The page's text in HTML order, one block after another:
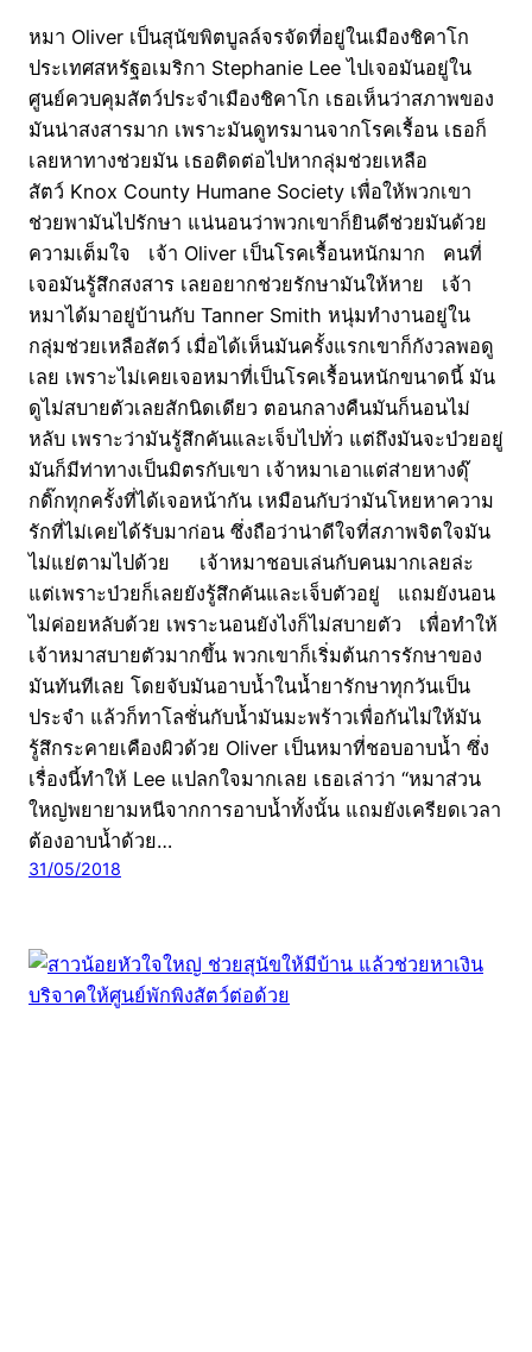
หมา Oliver เป็นสุนัขพิตบูลล์จรจัดที่อยู่ในเมืองชิคาโก
ประเทศสหรัฐอเมริกา Stephanie Lee ไปเจอมันอยู่ใน
ศูนย์ควบคุมสัตว์ประจำเมืองชิคาโก เธอเห็นว่าสภาพของ
มันน่าสงสารมาก เพราะมันดูทรมานจากโรคเรื้อน เธอก็
เลยหาทางช่วยมัน เธอติดต่อไปหากลุ่มช่วยเหลือ
สัตว์ Knox County Humane Society เพื่อให้พวกเขา
ช่วยพามันไปรักษา แน่นอนว่าพวกเขาก็ยินดีช่วยมันด้วย
ความเต็มใจ เจ้า Oliver เป็นโรคเรื้อนหนักมาก คนที่
เจอมันรู้สึกสงสาร เลยอยากช่วยรักษามันให้หาย เจ้า
หมาได้มาอยู่บ้านกับ Tanner Smith หนุ่มทำงานอยู่ใน
กลุ่มช่วยเหลือสัตว์ เมื่อได้เห็นมันครั้งแรกเขาก็กังวลพอดู
เลย เพราะไม่เคยเจอหมาที่เป็นโรคเรื้อนหนักขนาดนี้ มัน
ดูไม่สบายตัวเลยสักนิดเดียว ตอนกลางคืนมันก็นอนไม่
หลับ เพราะว่ามันรู้สึกคันและเจ็บไปทั่ว แต่ถึงมันจะป่วยอยู่
มันก็มีท่าทางเป็นมิตรกับเขา เจ้าหมาเอาแต่ส่ายหางดุ๊
กดิ๊กทุกครั้งที่ได้เจอหน้ากัน เหมือนกับว่ามันโหยหาความ
รักที่ไม่เคยได้รับมาก่อน ซึ่งถือว่าน่าดีใจที่สภาพจิตใจมัน
ไม่แย่ตามไปด้วย เจ้าหมาชอบเล่นกับคนมากเลยล่ะ
แต่เพราะป่วยก็เลยยังรู้สึกคันและเจ็บตัวอยู่ แถมยังนอน
ไม่ค่อยหลับด้วย เพราะนอนยังไงก็ไม่สบายตัว เพื่อทำให้
เจ้าหมาสบายตัวมากขึ้น พวกเขาก็เริ่มต้นการรักษาของ
มันทันทีเลย โดยจับมันอาบน้ำในน้ำยารักษาทุกวันเป็น
ประจำ แล้วก็ทาโลชั่นกับน้ำมันมะพร้าวเพื่อกันไม่ให้มัน
รู้สึกระคายเคืองผิวด้วย Oliver เป็นหมาที่ชอบอาบน้ำ ซึ่ง
เรื่องนี้ทำให้ Lee แปลกใจมากเลย เธอเล่าว่า “หมาส่วน
ใหญ่พยายามหนีจากการอาบน้ำทั้งนั้น แถมยังเครียดเวลา
ต้องอาบน้ำด้วย…
31/05/2018